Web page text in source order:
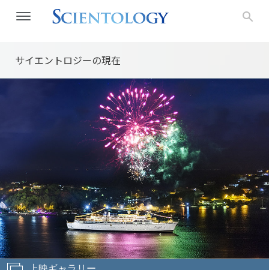
サイエントロジーの現在